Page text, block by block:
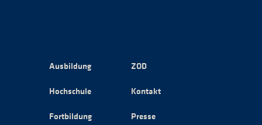
Ausbildung
Hochschule
Fortbildung
ZOD
Kontakt
Presse